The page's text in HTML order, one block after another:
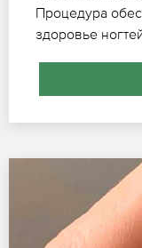
Процедура
здоровье